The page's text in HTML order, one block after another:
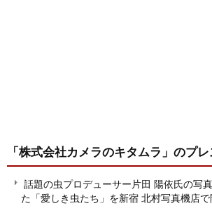
「株式会社カメラのキタムラ」 のプレ
話題の虫プロデューサー片田 陽依氏の写
た「愛しき虫たち」を新宿 北村写真機店で